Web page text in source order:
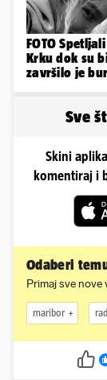
FOTO
Krku dok su
završilo je
Sve
Skini
komentiraj i
Odaberi
Primaj sve nove
maribor